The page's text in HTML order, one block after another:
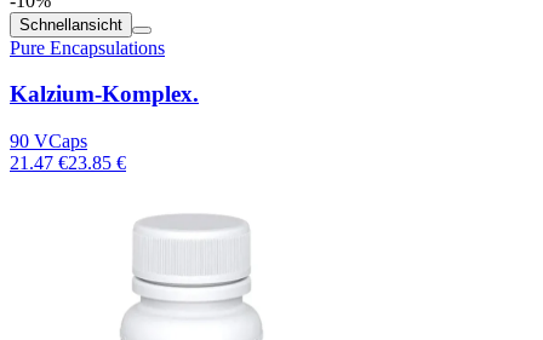
Schnellansicht
Pure Encapsulations
Kalzium-Komplex.
90 VCaps
21.47 €23.85 €